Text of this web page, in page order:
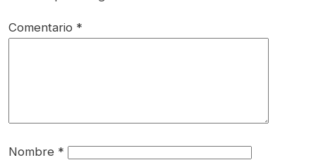
Comentario *
Nombre *